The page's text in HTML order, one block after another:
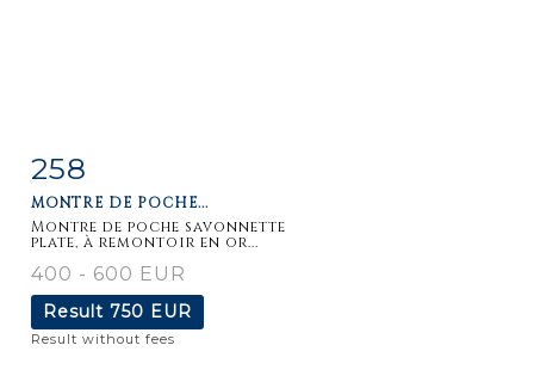
Item detail
258
MONTRE DE POCHE...
Montre de poche savonnette
plate, à remontoir en or...
400 - 600 EUR
Result 750 EUR
Result without fees